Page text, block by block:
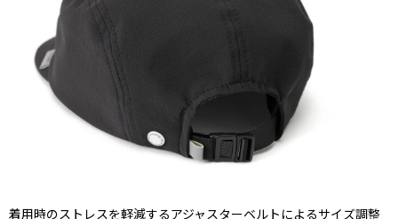
着用時のストレスを軽減するアジャスターベルトによるサイズ調整